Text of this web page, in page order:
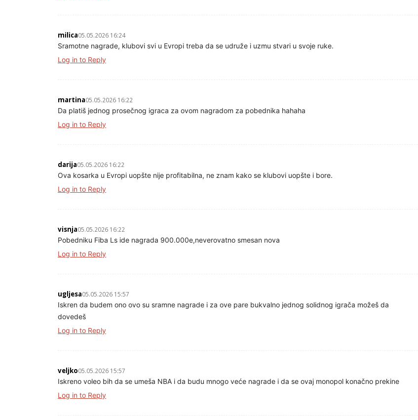
milica05.05.2026 16:24
Sramotne nagrade, klubovi svi u Evropi treba da se udruže i uzmu stvari u svoje ruke.
Log in to Reply
martina05.05.2026 16:22
Da platiš jednog prosečnog igraca za ovom nagradom za pobednika hahaha
Log in to Reply
darija05.05.2026 16:22
Ova kosarka u Evropi uopšte nije profitabilna, ne znam kako se klubovi uopšte i bore.
Log in to Reply
visnja05.05.2026 16:22
Pobedniku Fiba Ls ide nagrada 900.000e,neverovatno smesan nova
Log in to Reply
ugljesa05.05.2026 15:57
Iskren da budem ono ovo su sramne nagrade i za ove pare bukvalno jednog solidnog igrača možeš da
dovedeš
Log in to Reply
veljko05.05.2026 15:57
Iskreno voleo bih da se umeša NBA i da budu mnogo veće nagrade i da se ovaj monopol konačno prekine
Log in to Reply